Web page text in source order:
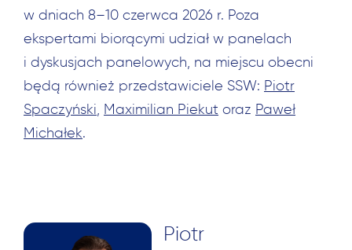
w dniach 8–10 czerwca 2026 r. Poza
ekspertami biorącymi udział w panelach
i dyskusjach panelowych, na miejscu obecni
będą również przedstawiciele SSW: Piotr
Spaczyński, Maximilian Piekut oraz Paweł
Michałek.
Piotr